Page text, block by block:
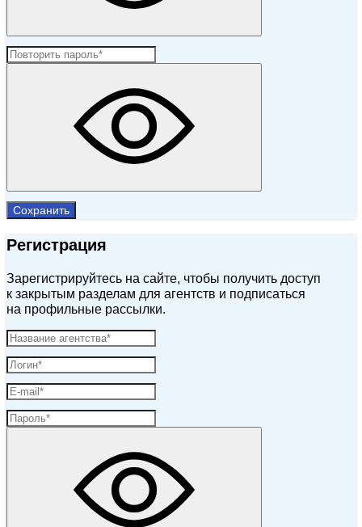
Сохранить
Регистрация
Зарегистрируйтесь на сайте, чтобы получить доступ
к закрытым разделам для агентств и подписаться
на профильные рассылки.